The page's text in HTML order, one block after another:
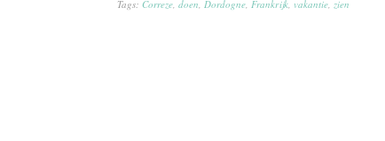
Tags: Correze doen Dordogne Frankrijk vakantie zien